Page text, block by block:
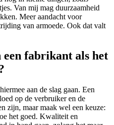
Van mij mag duurzaamheid
Meer aandacht voor
van armoede. Ook dat valt
fabrikant als het
aan de slag gaan. Een
op de verbruiker en de
zijn, maar maak wel een keuze:
het goed. Kwaliteit en